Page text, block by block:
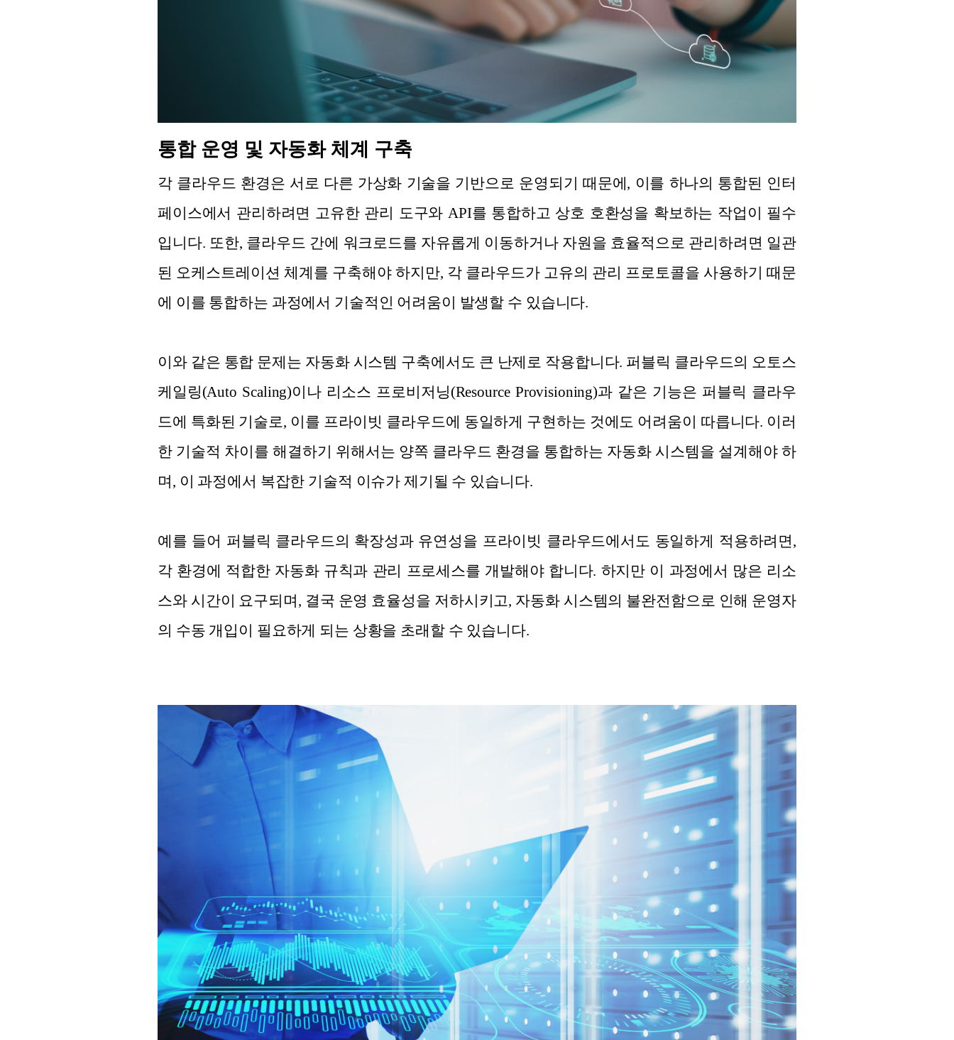
통합 운영 및 자동화 체계 구축
각 클라우드 환경은 서로 다른 가상화 기술을 기반으로 운영되기 때문에, 이를 하나의 통합된 인터
페이스에서 관리하려면 고유한 관리 도구와 API를 통합하고 상호 호환성을 확보하는 작업이 필수
입니다. 또한, 클라우드 간에 워크로드를 자유롭게 이동하거나 자원을 효율적으로 관리하려면 일관
된 오케스트레이션 체계를 구축해야 하지만, 각 클라우드가 고유의 관리 프로토콜을 사용하기 때문
에 이를 통합하는 과정에서 기술적인 어려움이 발생할 수 있습니다.
이와 같은 통합 문제는 자동화 시스템 구축에서도 큰 난제로 작용합니다. 퍼블릭 클라우드의 오토스
케일링(Auto Scaling)이나 리소스 프로비저닝(Resource Provisioning)과 같은 기능은 퍼블릭 클라우
드에 특화된 기술로, 이를 프라이빗 클라우드에 동일하게 구현하는 것에도 어려움이 따릅니다. 이러
한 기술적 차이를 해결하기 위해서는 양쪽 클라우드 환경을 통합하는 자동화 시스템을 설계해야 하
며, 이 과정에서 복잡한 기술적 이슈가 제기될 수 있습니다.
예를 들어 퍼블릭 클라우드의 확장성과 유연성을 프라이빗 클라우드에서도 동일하게 적용하려면,
각 환경에 적합한 자동화 규칙과 관리 프로세스를 개발해야 합니다. 하지만 이 과정에서 많은 리소
스와 시간이 요구되며, 결국 운영 효율성을 저하시키고, 자동화 시스템의 불완전함으로 인해 운영자
의 수동 개입이 필요하게 되는 상황을 초래할 수 있습니다.